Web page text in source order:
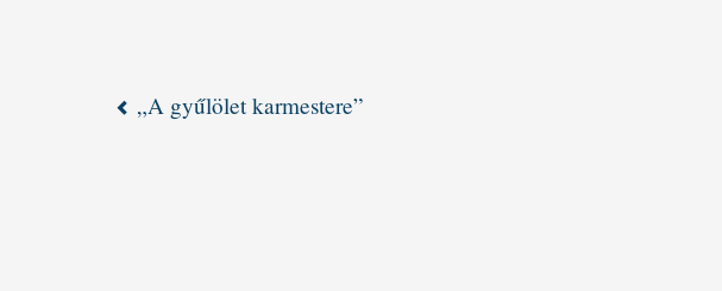
„A gyűlölet karmestere”